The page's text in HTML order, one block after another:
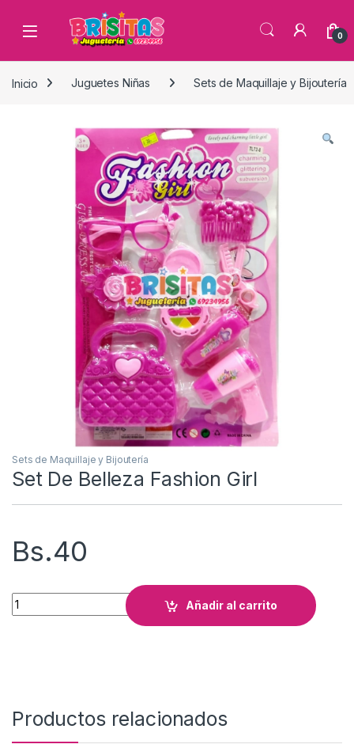
0
Inicio Juguetes Niñas Sets de Maquillaje y Bijoutería
Sets de Maquillaje y Bijoutería
Set De Belleza Fashion Girl
Bs.40
Set De Belleza Fashion Girl cantidad
Añadir al carrito
Productos relacionados